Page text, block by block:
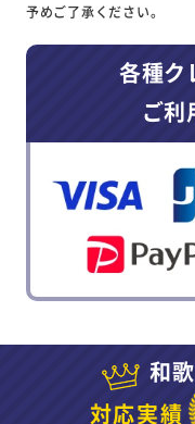
予めご了承ください。
各種ク
ご利
和
対応実績